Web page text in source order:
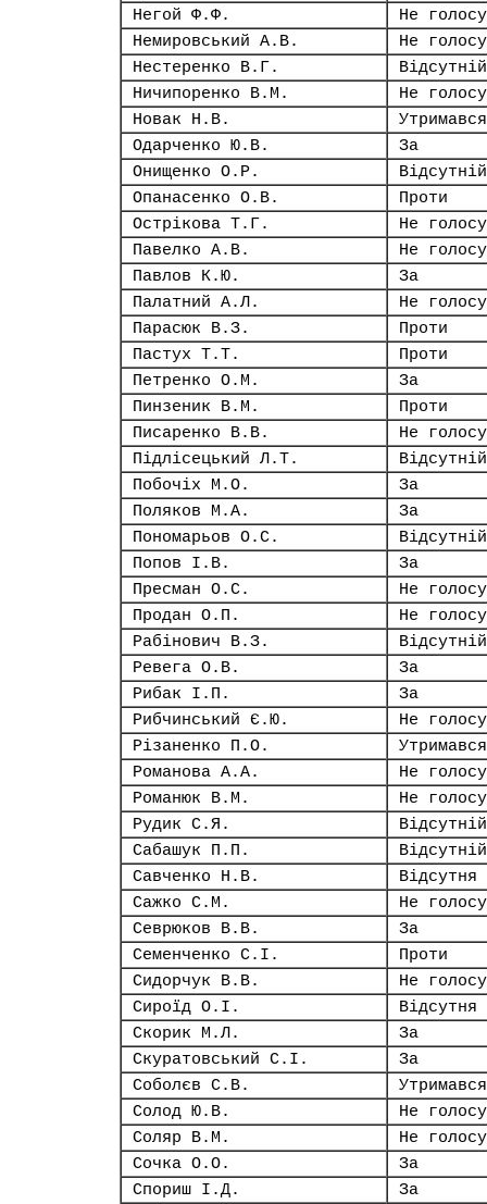
Негой Ф.Ф.
Не
Немировський А.В.
Не
Нестеренко В.Г.
Відсутній
Ничипоренко В.М.
Не
Новак Н.В.
Утримався
Одарченко Ю.В.
За
Онищенко О.Р.
Відсутній
Опанасенко О.В.
Проти
Острікова Т.Г.
Не
Павелко А.В.
Не
Павлов К.Ю.
За
Палатний А.Л.
Не
Парасюк В.З.
Проти
Пастух Т.Т.
Проти
Петренко О.М.
За
Пинзеник В.М.
Проти
Писаренко В.В.
Не
Підлісецький Л.Т.
Відсутній
Побочіх М.О.
За
Поляков М.А.
За
Пономарьов О.С.
Відсутній
Попов І.В.
За
Пресман О.С.
Не
Продан О.П.
Не
Рабінович В.З.
Відсутній
Ревега О.В.
За
Рибак І.П.
За
Рибчинський Є.Ю.
Не
Різаненко П.О.
Утримався
Романова А.А.
Не
Романюк В.М.
Не
Рудик С.Я.
Відсутній
Сабашук П.П.
Відсутній
Савченко Н.В.
Відсутня
Сажко С.М.
Не
Севрюков В.В.
За
Семенченко С.І.
Проти
Сидорчук В.В.
Не
Сироїд О.І.
Відсутня
Скорик М.Л.
За
Скуратовський С.І.
За
Соболєв С.В.
Утримався
Солод Ю.В.
Не
Соляр В.М.
Не
Сочка О.О.
За
Спориш І.Д.
За